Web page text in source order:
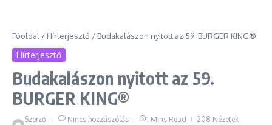
Főoldal / Hírterjesztő / Budakalászon nyitott az 59. BURGER KING®
Hírterjesztő
Budakalászon nyitott az 59.
BURGER KING®
Szerző Nincs hozzászólás 1 Mins Read
208 Nézetek